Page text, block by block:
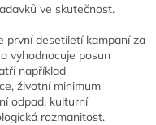
ve skutečnost.
první desetiletí kampaní za
vyhodnocuje posun
například
životní minimum
odpad, kulturní
rozmanitost.